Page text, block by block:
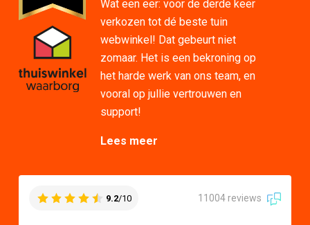
Wat een eer: voor de derde keer
verkozen tot dé beste tuin
webwinkel! Dat gebeurt niet
zomaar. Het is een bekroning op
het harde werk van ons team, en
vooral op jullie vertrouwen en
support!
Lees meer
9.2/10 11004 reviews